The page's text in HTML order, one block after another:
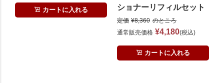
カートに入れる
ショナーリフィルセット
定価 ¥8,360 のところ
通常販売価格 ¥4,180 税込
カートに入れる